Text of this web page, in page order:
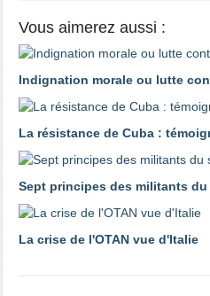
Vous aimerez aussi :
Indignation morale ou lutte
La résistance de Cuba :
Sept principes des militants
La crise de l'OTAN vue d'Italie